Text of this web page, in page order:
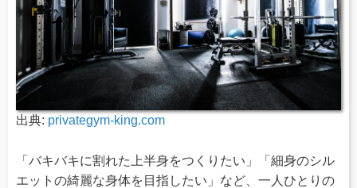
出典: privategym-king.com
「バキバキに割れた上半身をつくりたい」「細身のシル
エットの綺麗な身体を目指したい」など、一人ひとりの